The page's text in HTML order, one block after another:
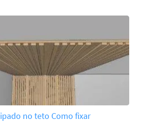
no teto Como fixar